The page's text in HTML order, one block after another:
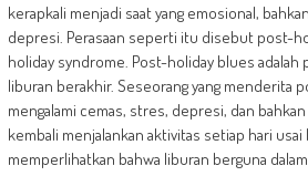
kerapkali menjadi saat yang emosional,
depresi. Perasaan seperti itu disebut post-
holiday syndrome. Post-holiday blues adalah
liburan berakhir. Seseorang yang menderita
mengalami cemas, stres, depresi, dan
kembali menjalankan aktivitas setiap hari
memperlihatkan bahwa liburan berguna